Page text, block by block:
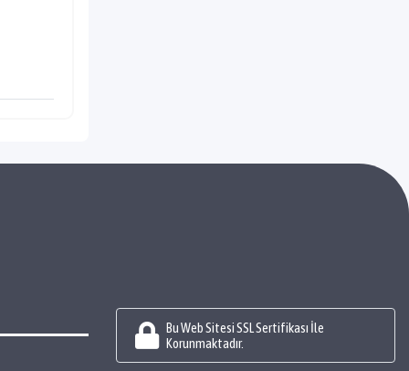
Bu Web Sitesi SSL Sertifikası İle
Korunmaktadır.